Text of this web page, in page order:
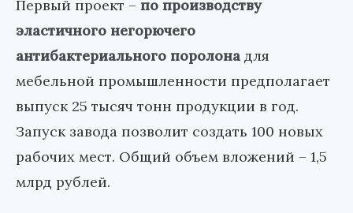
Первый проект – по производству
эластичного негорючего
антибактериального поролона для
мебельной промышленности предполагает
выпуск 25 тысяч тонн продукции в год.
Запуск завода позволит создать 100 новых
рабочих мест. Общий объем вложений – 1,5
млрд рублей.